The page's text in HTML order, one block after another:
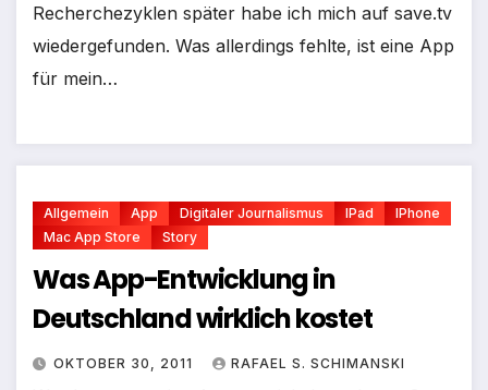
Recherchezyklen später habe ich mich auf save.tv
wiedergefunden. Was allerdings fehlte, ist eine App
für mein…
Allgemein App Digitaler Journalismus IPad
IPhone
Mac App Store
Story
Was App-Entwicklung in
Deutschland wirklich kostet
OKTOBER 30, 2011 RAFAEL S. SCHIMANSKI